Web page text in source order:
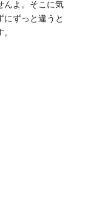
んよ。そこに気
ずっと違うと